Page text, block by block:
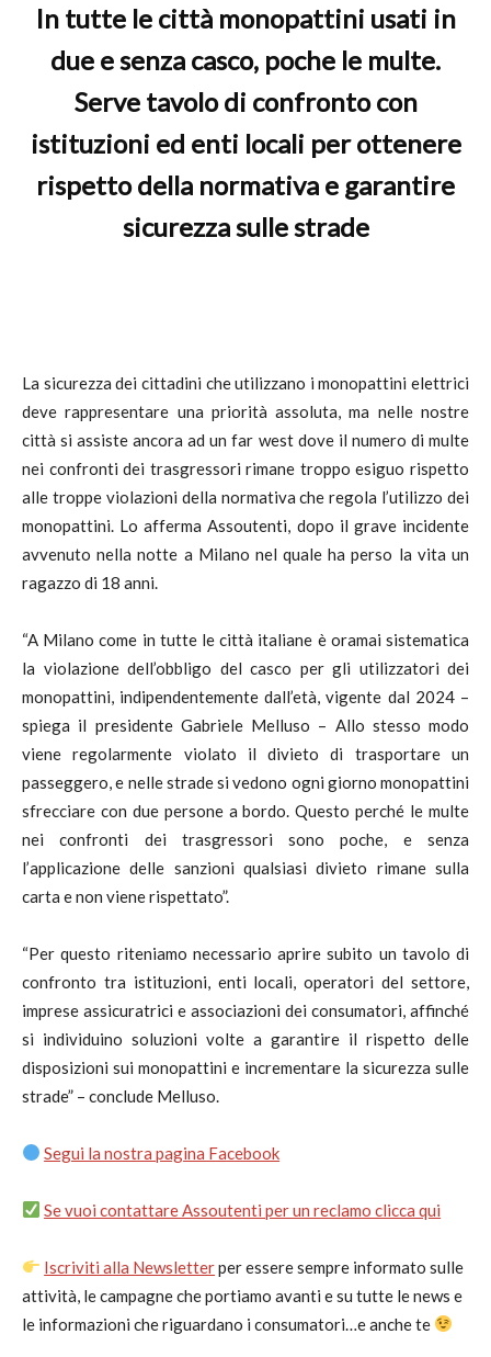
In tutte le città monopattini usati in
due e senza casco, poche le multe.
Serve tavolo di confronto con
istituzioni ed enti locali per ottenere
rispetto della normativa e garantire
sicurezza sulle strade
La sicurezza dei cittadini che utilizzano i monopattini elettrici
deve rappresentare una priorità assoluta, ma nelle nostre
città si assiste ancora ad un far west dove il numero di multe
nei confronti dei trasgressori rimane troppo esiguo rispetto
alle troppe violazioni della normativa che regola l’utilizzo dei
monopattini. Lo afferma Assoutenti, dopo il grave incidente
avvenuto nella notte a Milano nel quale ha perso la vita un
ragazzo di 18 anni.
“A Milano come in tutte le città italiane è oramai sistematica
la violazione dell’obbligo del casco per gli utilizzatori dei
monopattini, indipendentemente dall’età, vigente dal 2024 –
spiega il presidente Gabriele Melluso – Allo stesso modo
viene regolarmente violato il divieto di trasportare un
passeggero, e nelle strade si vedono ogni giorno monopattini
sfrecciare con due persone a bordo. Questo perché le multe
nei confronti dei trasgressori sono poche, e senza
l’applicazione delle sanzioni qualsiasi divieto rimane sulla
carta e non viene rispettato”.
“Per questo riteniamo necessario aprire subito un tavolo di
confronto tra istituzioni, enti locali, operatori del settore,
imprese assicuratrici e associazioni dei consumatori, affinché
si individuino soluzioni volte a garantire il rispetto delle
disposizioni sui monopattini e incrementare la sicurezza sulle
strade” – conclude Melluso.
Segui la nostra pagina Facebook
Se vuoi contattare Assoutenti per un reclamo clicca qui
Iscriviti alla Newsletterper essere sempre informato sulle
attività, le campagne che portiamo avanti e su tutte le news e
le informazioni che riguardano i consumatori…e anche te